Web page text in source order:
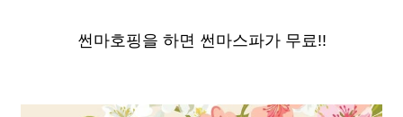
썬마호핑을 하면 썬마스파가 무료!!